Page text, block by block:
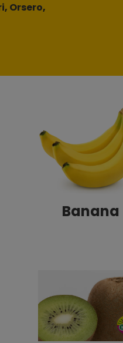
, Orsero,
Banana